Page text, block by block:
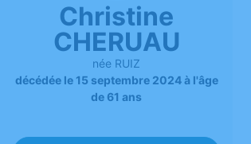
Christine
CHERUAU
née RUIZ
décédée le 15 septembre 2024 à l'âge
de 61 ans